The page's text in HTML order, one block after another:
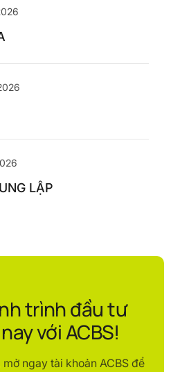
LẬP
trình đầu tư
với ACBS!
ngay tài khoản ACBS để